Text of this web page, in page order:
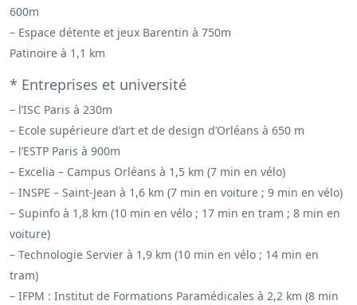
600m
– Espace détente et jeux Barentin à 750m
Patinoire à 1,1 km
* Entreprises et université
– l’ISC Paris à 230m
– Ecole supérieure d’art et de design d’Orléans à 650 m
– l’ESTP Paris à 900m
– Excelia – Campus Orléans à 1,5 km (7 min en vélo)
– INSPE – Saint-Jean à 1,6 km (7 min en voiture ; 9 min en vélo)
– Supinfo à 1,8 km (10 min en vélo ; 17 min en tram ; 8 min en
voiture)
– Technologie Servier à 1,9 km (10 min en vélo ; 14 min en
tram)
– IFPM : Institut de Formations Paramédicales à 2,2 km (8 min